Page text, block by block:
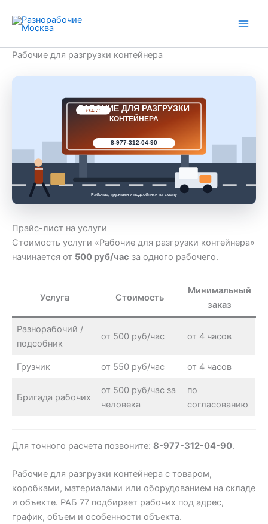
содержимому
Рабочие для разгрузки контейнера
РАБ 77
РАБОЧИЕ ДЛЯ РАЗГРУЗКИ
КОНТЕЙНЕРА
8-977-312-04-90
Рабочие, грузчики и подсобники на смену
Прайс-лист на услуги
Стоимость услуги «Рабочие для разгрузки контейнера»
начинается от 500 руб/час за одного рабочего.
Услуга Стоимость
Минимальный
заказ
Разнорабочий /
подсобник
от 500 руб/час от 4 часов
Грузчик от 550 руб/час от 4 часов
Бригада рабочих
от 500 руб/час за
человека
по
согласованию
Для точного расчета позвоните: 8-977-312-04-90.
Рабочие для разгрузки контейнера с товаром,
коробками, материалами или оборудованием на складе
и объекте. РАБ 77 подбирает рабочих под адрес,
график, объем и особенности объекта.